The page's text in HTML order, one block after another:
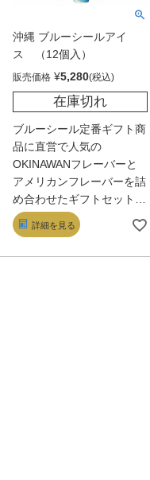
沖縄 ブルーシールアイ
ス （12個入）
販売価格 ¥5,280
在庫切れ
ブルーシール定番ギフト商
品に直営で人気の
OKINAWANフレーバーと
アメリカンフレーバーを詰
め合わせたギフトセット商
品です。贈り物や贈答品に
おすすめです。ブルーシー
詳細を見る